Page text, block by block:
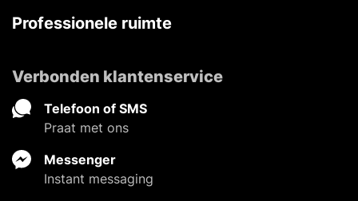
Professionele ruimte
Verbonden klantenservice
Telefoon of SMS
Praat met ons
Messenger
Instant messaging